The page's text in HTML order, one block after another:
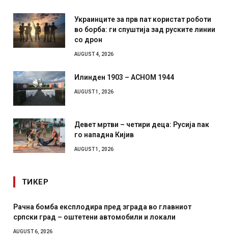
Украинците за прв пат користат роботи
во борба: ги спуштија зад руските линии
со дрон
AUGUST 4, 2026
Илинден 1903 – АСНОМ 1944
AUGUST 1, 2026
Девет мртви – четири деца: Русија пак
го нападна Кијив
AUGUST 1, 2026
ТИКЕР
пред зграда во главниот
автомобили и локали
И Данска се
месечна воена